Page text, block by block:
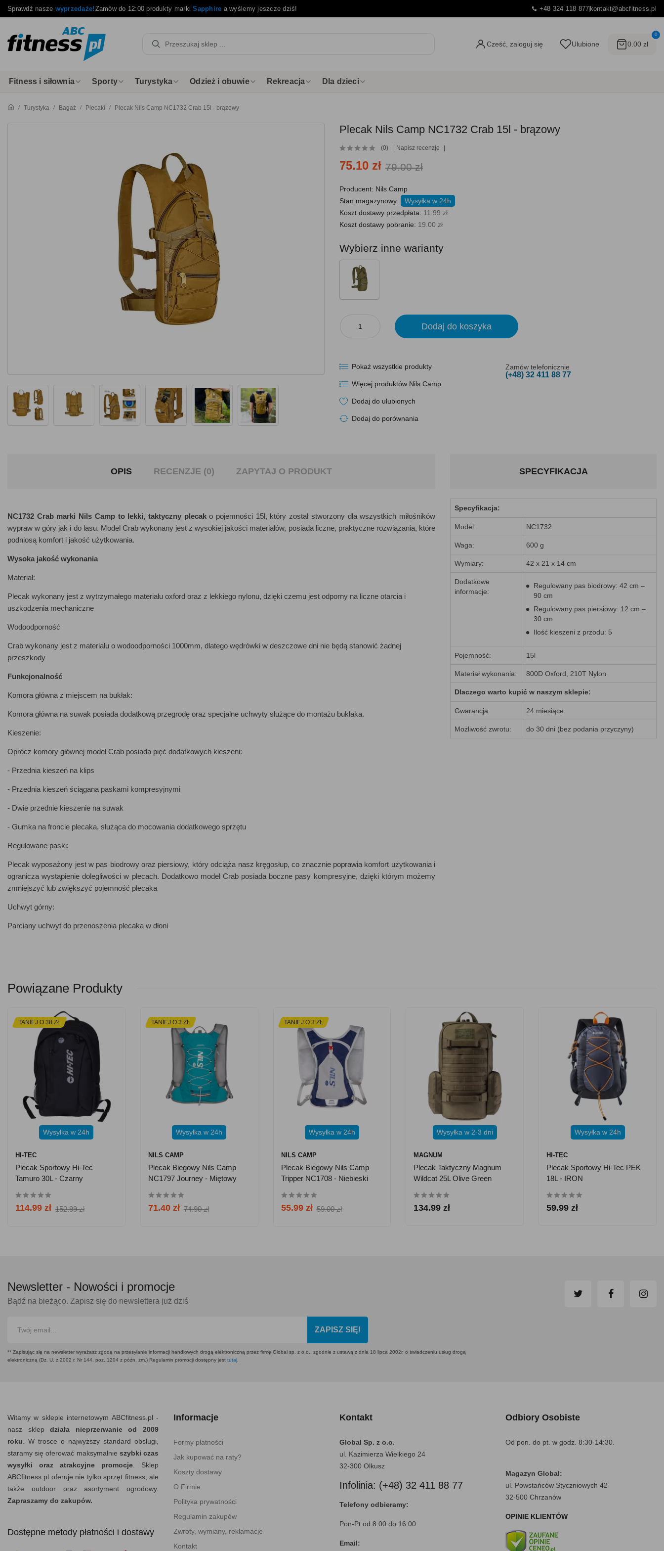
Sprawdź nasze wyprzedaże!Zamów do 12:00 produkty markiSapphire a wyślemy jeszcze dziś! +48 324 118 877kontakt@abcfitness.pl
Cześć, zaloguj się Ulubione
0
0.00 zł
Fitness i siłownia Sporty Turystyka Odzież i obuwie Rekreacja Dla dzieci
Turystyka Bagaż Plecaki Plecak Nils Camp NC1732 Crab 15l - brązowy
Plecak Nils Camp NC1732 Crab 15l - brązowy
(0) Napisz recenzję
75.10 zł 79.00 zł
Producent: Nils Camp
Stan magazynowy:
Wysyłka w 24h
Koszt dostawy przedpłata: 11.99 zł
Koszt dostawy pobranie: 19.00 zł
Wybierz inne warianty
Dodaj do koszyka
Pokaż wszystkie produkty
Więcej produktów Nils Camp
Dodaj do ulubionych
Dodaj do porównania
Zamów telefonicznie
(+48) 32 411 88 77
OPIS RECENZJE (0) ZAPYTAJ O PRODUKT
NC1732 Crab marki Nils Camp to lekki, taktyczny plecako pojemności 15l, który został stworzony dla wszystkich miłośników
wypraw w góry jak i do lasu. Model Crab wykonany jest z wysokiej jakości materiałów, posiada liczne, praktyczne rozwiązania, które
podniosą komfort i jakość użytkowania.
Wysoka jakość wykonania
Materiał:
Plecak wykonany jest z wytrzymałego materiału oxford oraz z lekkiego nylonu, dzięki czemu jest odporny na liczne otarcia i
uszkodzenia mechaniczne
Wodoodporność
Crab wykonany jest z materiału o wodoodporności 1000mm, dlatego wędrówki w deszczowe dni nie będą stanowić żadnej
przeszkody
Funkcjonalność
Komora główna z miejscem na bukłak:
Komora główna na suwak posiada dodatkową przegrodę oraz specjalne uchwyty służące do montażu bukłaka.
Kieszenie:
Oprócz komory głównej model Crab posiada pięć dodatkowych kieszeni:
- Przednia kieszeń na klips
- Przednia kieszeń ściągana paskami kompresyjnymi
- Dwie przednie kieszenie na suwak
- Gumka na froncie plecaka, służąca do mocowania dodatkowego sprzętu
Regulowane paski:
Plecak wyposażony jest w pas biodrowy oraz piersiowy, który odciąża nasz kręgosłup, co znacznie poprawia komfort użytkowania i
ogranicza wystąpienie dolegliwości w plecach. Dodatkowo model Crab posiada boczne pasy kompresyjne, dzięki którym możemy
zmniejszyć lub zwiększyć pojemność plecaka
Uchwyt górny:
Parciany uchwyt do przenoszenia plecaka w dłoni
SPECYFIKACJA
Specyfikacja:
Model: NC1732
Waga: 600 g
Wymiary: 42 x 21 x 14 cm
Dodatkowe
informacje:
Regulowany pas biodrowy: 42 cm –
90 cm
Regulowany pas piersiowy: 12 cm –
30 cm
Ilość kieszeni z przodu: 5
Pojemność: 15l
Materiał wykonania: 800D Oxford, 210T Nylon
Dlaczego warto kupić w naszym sklepie:
Gwarancja: 24 miesiące
Możliwość zwrotu: do 30 dni (bez podania przyczyny)
Powiązane Produkty
TANIEJ O 38 ZŁ
Wysyłka w 24h
HI-TEC
Plecak Sportowy Hi-Tec
Tamuro 30L - Czarny
114.99 zł 152.99 zł
TANIEJ O 3 ZŁ
Wysyłka w 24h
NILS CAMP
Plecak Biegowy Nils Camp
NC1797 Journey - Miętowy
71.40 zł 74.90 zł
TANIEJ O 3 ZŁ
Wysyłka w 24h
NILS CAMP
Plecak Biegowy Nils Camp
Tripper NC1708 - Niebieski
55.99 zł 59.00 zł
Wysyłka w 2-3 dni
MAGNUM
Plecak Taktyczny Magnum
Wildcat 25L Olive Green
134.99 zł
Wysyłka w 24h
HI-TEC
Plecak Sportowy Hi-Tec PEK
18L - IRON
59.99 zł
Newsletter - Nowości i promocje
Bądź na bieżąco. Zapisz się do newslettera już dziś
ZAPISZ SIĘ!
** Zapisując się na newsletter wyrażasz zgodę na przesyłanie informacji handlowych drogą elektroniczną przez firmę Global sp. z o.o., zgodnie z ustawą z dnia 18 lipca 2002r. o świadczeniu usług drogą
elektroniczną (Dz. U. z 2002 r. Nr 144, poz. 1204 z późn. zm.) Regulamin promocji dostępny jest tutaj
Witamy w sklepie internetowym ABCfitness.pl -
nasz sklepdziała nieprzerwanie od 2009
roku . W trosce o najwyższy standard obsługi,
staramy się oferować maksymalnie szybki czas
wysyłki oraz atrakcyjne promocje . Sklep
ABCfitness.pl oferuje nie tylko sprzęt fitness, ale
także outdoor oraz asortyment ogrodowy.
Zapraszamy do zakupów.
Dostępne metody płatności i dostawy
Informacje
Formy płatności
Jak kupować na raty?
Koszty dostawy
O Firmie
Polityka prywatności
Regulamin zakupów
Zwroty, wymiany, reklamacje
Kontakt
Kontakt
Global Sp. z o.o.
ul. Kazimierza Wielkiego 24
32-300 Olkusz
Infolinia: (+48) 32 411 88 77
Telefony odbieramy:
Pon-Pt od 8:00 do 16:00
Email:
Odbiory Osobiste
Od pon. do pt. w godz. 8:30-14:30.
Magazyn Global:
ul. Powstańców Styczniowych 42
32-500 Chrzanów
OPINIE KLIENTÓW